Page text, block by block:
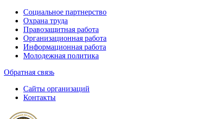
Социальное партнерство
Охрана труда
Правозащитная работа
Организационная работа
Информационная работа
Молодежная политика
Обратная связь
Сайты организаций
Контакты